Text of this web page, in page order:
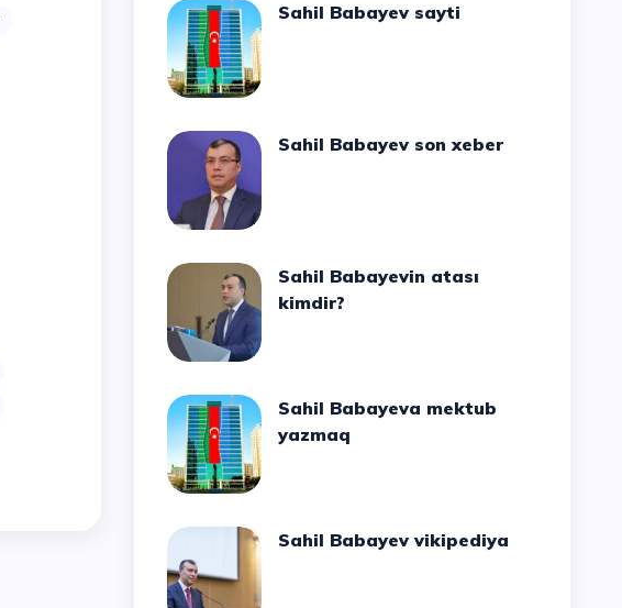
Sahil Babayev sayti
Sahil Babayev son xeber
Sahil Babayevin atası
kimdir?
Sahil Babayeva mektub
yazmaq
Sahil Babayev vikipediya